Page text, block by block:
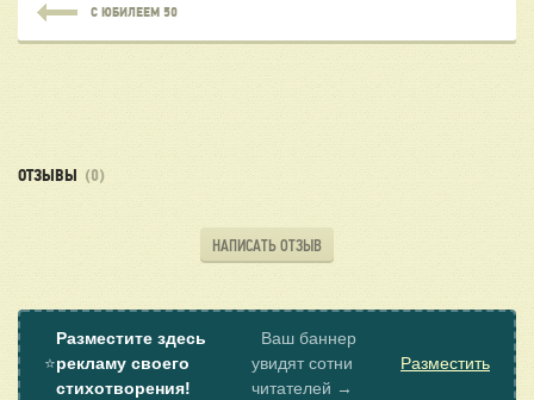
С ЮБИЛЕЕМ 50
ОТЗЫВЫ (0)
НАПИСАТЬ ОТЗЫВ
⭐
Разместите здесь
рекламу своего
стихотворения!
Ваш баннер
увидят сотни
читателей →
Разместить